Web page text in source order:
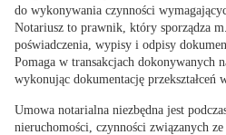
do wykonywania czynności
Notariusz to prawnik, który sporządza
poświadczenia, wypisy i odpisy
Pomaga w transakcjach dokonywanych
wykonując dokumentację przekształceń
Umowa notarialna niezbędna jest
nieruchomości, czynności związanych